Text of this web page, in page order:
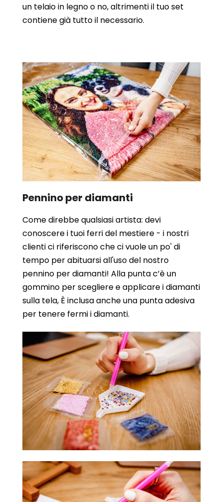
un telaio in legno o no, altrimenti il tuo set
contiene già tutto il necessario.
Pennino per diamanti
Come direbbe qualsiasi artista: devi
conoscere i tuoi ferri del mestiere - i nostri
clienti ci riferiscono che ci vuole un po' di
tempo per abituarsi all'uso del nostro
pennino per diamanti! Alla punta c’è un
gommino per scegliere e applicare i diamanti
sulla tela, È inclusa anche una punta adesiva
per tenere fermi i diamanti.